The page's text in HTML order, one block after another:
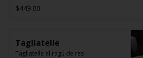
$449.00
Tagliatelle
Tagliatelle al ragú de res